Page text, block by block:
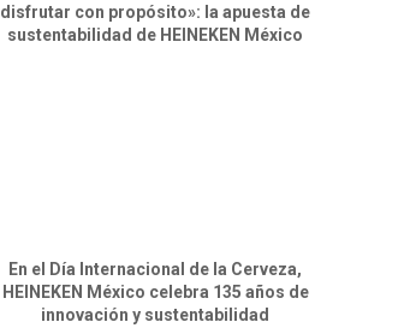
disfrutar con propósito»: la apuesta de
sustentabilidad de HEINEKEN México
En el Día Internacional de la Cerveza,
HEINEKEN México celebra 135 años de
innovación y sustentabilidad